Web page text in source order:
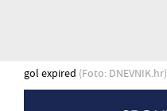
gol expired (Foto: DNEVNIK.hr)